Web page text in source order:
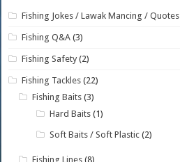
Fishing Jokes / Lawak Mancing / Quotes
Fishing Q&A (3)
Fishing Safety (2)
Fishing Tackles (22)
Fishing Baits (3)
Hard Baits (1)
Soft Baits / Soft Plastic (2)
Fishing Lines (8)